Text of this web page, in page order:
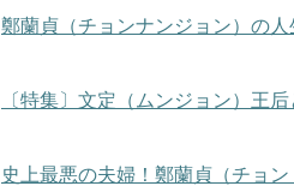
鄭蘭貞（チョンナンジョン）の
〔特集〕文定（ムンジョン）王
史上最悪の夫婦！鄭蘭貞（チョ